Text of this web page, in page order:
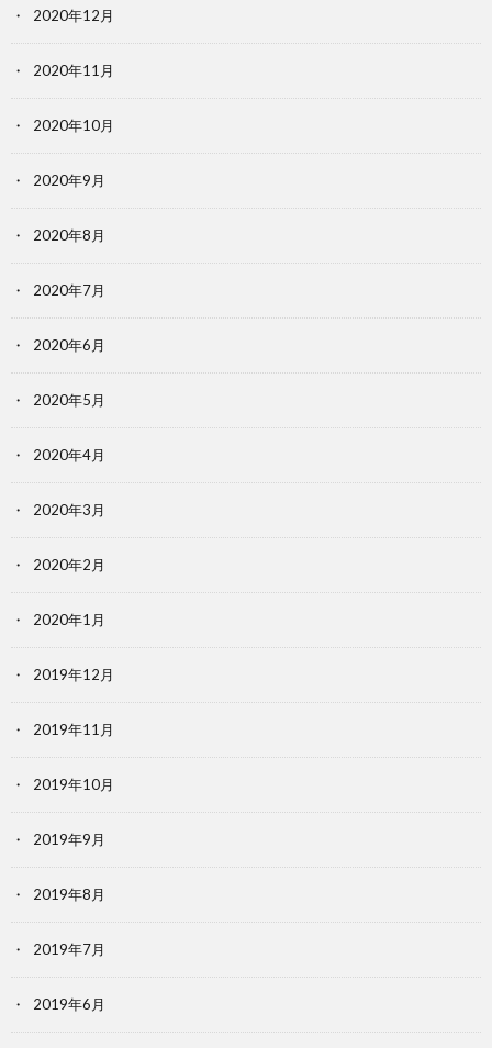
2020年12月
2020年11月
2020年10月
2020年9月
2020年8月
2020年7月
2020年6月
2020年5月
2020年4月
2020年3月
2020年2月
2020年1月
2019年12月
2019年11月
2019年10月
2019年9月
2019年8月
2019年7月
2019年6月